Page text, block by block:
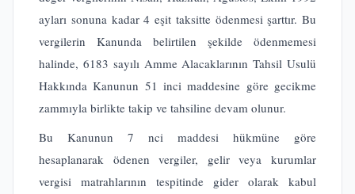
ayları sonuna kadar 4 eşit taksitte ödenmesi şarttır. Bu
vergilerin Kanunda belirtilen şekilde ödenmemesi
halinde, 6183 sayılı Amme Alacaklarının Tahsil Usulü
Hakkında Kanunun 51 inci maddesine göre gecikme
zammıyla birlikte takip ve tahsiline devam olunur.
Bu Kanunun 7 nci maddesi hükmüne göre
hesaplanarak ödenen vergiler, gelir veya kurumlar
vergisi matrahlarının tespitinde gider olarak kabul